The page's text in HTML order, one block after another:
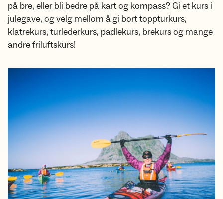
på bre, eller bli bedre på kart og kompass? Gi et kurs i
julegave, og velg mellom å gi bort toppturkurs,
klatrekurs, turlederkurs, padlekurs, brekurs og mange
andre friluftskurs!